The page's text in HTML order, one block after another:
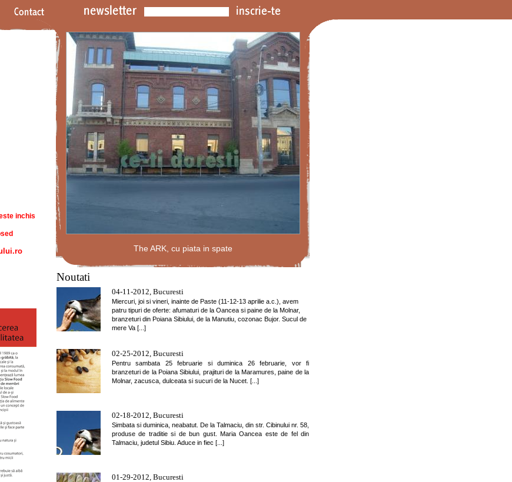
inchis
The ARK, cu piata in spate
Noutati
04-11-2012, Bucuresti
Miercuri, joi si vineri, inainte de Paste (11-12-13 aprilie a.c.), avem
patru tipuri de oferte: afumaturi de la Oancea si paine de la Molnar,
branzeturi din Poiana Sibiului, de la Manutiu, cozonac Bujor. Sucul de
mere Va [...]
02-25-2012, Bucuresti
Pentru sambata 25 februarie si duminica 26 februarie, vor fi
branzeturi de la Poiana Sibiului, prajituri de la Maramures, paine de la
Molnar, zacusca, dulceata si sucuri de la Nucet. [...]
02-18-2012, Bucuresti
Simbata si duminica, neabatut. De la Talmaciu, din str. Cibinului nr. 58,
produse de traditie si de bun gust. Maria Oancea este de fel din
Talmaciu, judetul Sibiu. Aduce in fiec [...]
01-29-2012, Bucuresti